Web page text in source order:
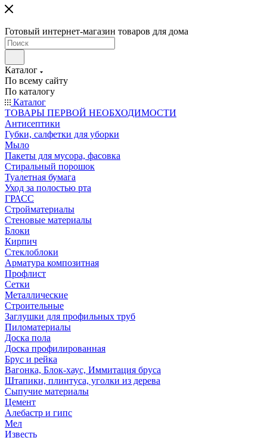
Готовый интернет-магазин товаров для дома
Каталог
По всему сайту
По каталогу
Каталог
ТОВАРЫ ПЕРВОЙ НЕОБХОДИМОСТИ
Антисептики
Губки, салфетки для уборки
Мыло
Пакеты для мусора, фасовка
Стиральный порошок
Туалетная бумага
Уход за полостью рта
ГРАСС
Стройматериалы
Стеновые материалы
Блоки
Кирпич
Стеклоблоки
Арматура композитная
Профлист
Сетки
Металлические
Строительные
Заглушки для профильных труб
Пиломатериалы
Доска пола
Доска профилированная
Брус и рейка
Вагонка, Блок-хаус, Иммитация бруса
Штапики, плинтуса, уголки из дерева
Сыпучие материалы
Цемент
Алебастр и гипс
Мел
Известь